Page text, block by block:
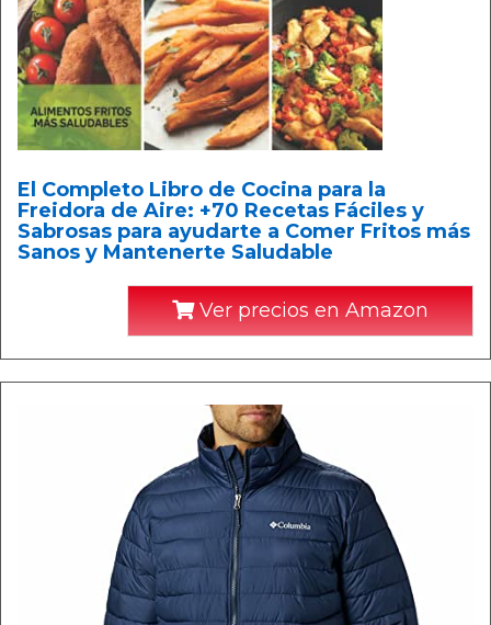
El Completo Libro de Cocina para la
Freidora de Aire: +70 Recetas Fáciles y
Sabrosas para ayudarte a Comer Fritos más
Sanos y Mantenerte Saludable
Ver precios en Amazon